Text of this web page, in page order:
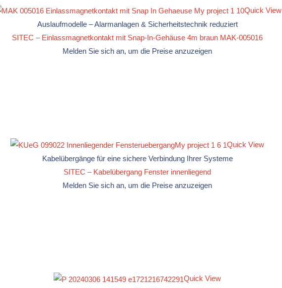
Quick View
Auslaufmodelle – Alarmanlagen & Sicherheitstechnik reduziert
SITEC – Einlassmagnetkontakt mit Snap-In-Gehäuse 4m braun MAK-005016
Melden Sie sich an, um die Preise anzuzeigen
Quick View
Kabelübergänge für eine sichere Verbindung Ihrer Systeme
SITEC – Kabelübergang Fenster innenliegend
Melden Sie sich an, um die Preise anzuzeigen
Quick View